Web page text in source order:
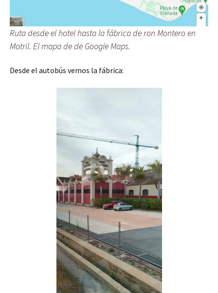
Ruta desde el hotel hasta la fábrica de ron Montero en
Motril. El mapa de de Google Maps.
Desde el autobús vemos la fábrica: